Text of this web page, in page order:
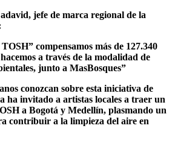
jefe de marca regional de la
compensamos más de 127.340
a través de la modalidad de
junto a MasBosques”
conozcan sobre esta iniciativa de
ha invitado a artistas locales a traer un
a Bogotá y Medellín, plasmando un
contribuir a la limpieza del aire en